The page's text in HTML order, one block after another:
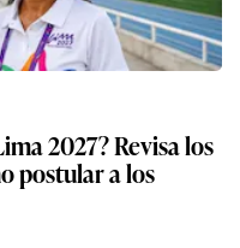
2027? Revisa los
postular a los